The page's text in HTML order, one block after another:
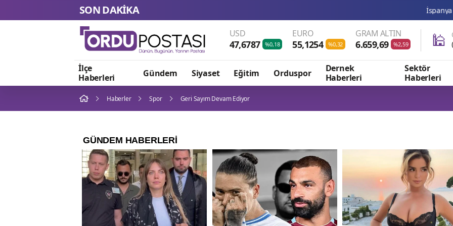
SON DAKİKA İspanya ve İtalya
USD
47,6787 %0,18
EURO
55,1254 %0,32
GRAM ALTIN
6.659,69 %2,59 🕌
İlçe
Haberleri
Gündem Siyaset Eğitim Orduspor
Dernek
Haberleri
Sektör
Haberleri
Haberler Spor Geri Sayım Devam Ediyor